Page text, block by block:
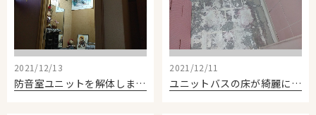
2021/12/13
防音室ユニットを解体しました
2021/12/11
ユニットバスの床が綺麗になりました。